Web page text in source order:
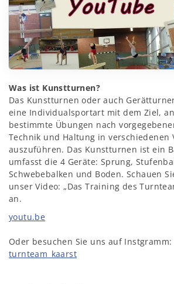
Was ist Kunstturnen?
Das Kunstturnen oder auch
eine Individualsportart mit dem Ziel,
bestimmte Übungen nach
Technik und Haltung in verschiedenen
auszuführen. Das Kunstturnen ist ein
umfasst die 4 Geräte: Sprung,
Schwebebalken und Boden. Schauen
unser Video: „Das Training des
an.
youtu.be
Oder besuchen Sie uns auf Instgramm:
turnteam_kaarst